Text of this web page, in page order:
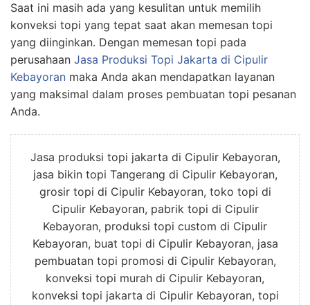
Saat ini masih ada yang kesulitan untuk memilih
konveksi topi yang tepat saat akan memesan topi
yang diinginkan. Dengan memesan topi pada
perusahaan Jasa Produksi Topi Jakarta di Cipulir
Kebayoran maka Anda akan mendapatkan layanan
yang maksimal dalam proses pembuatan topi pesanan
Anda.
Jasa produksi topi jakarta di Cipulir Kebayoran,
jasa bikin topi Tangerang di Cipulir Kebayoran,
grosir topi di Cipulir Kebayoran, toko topi di
Cipulir Kebayoran, pabrik topi di Cipulir
Kebayoran, produksi topi custom di Cipulir
Kebayoran, buat topi di Cipulir Kebayoran, jasa
pembuatan topi promosi di Cipulir Kebayoran,
konveksi topi murah di Cipulir Kebayoran,
konveksi topi jakarta di Cipulir Kebayoran, topi